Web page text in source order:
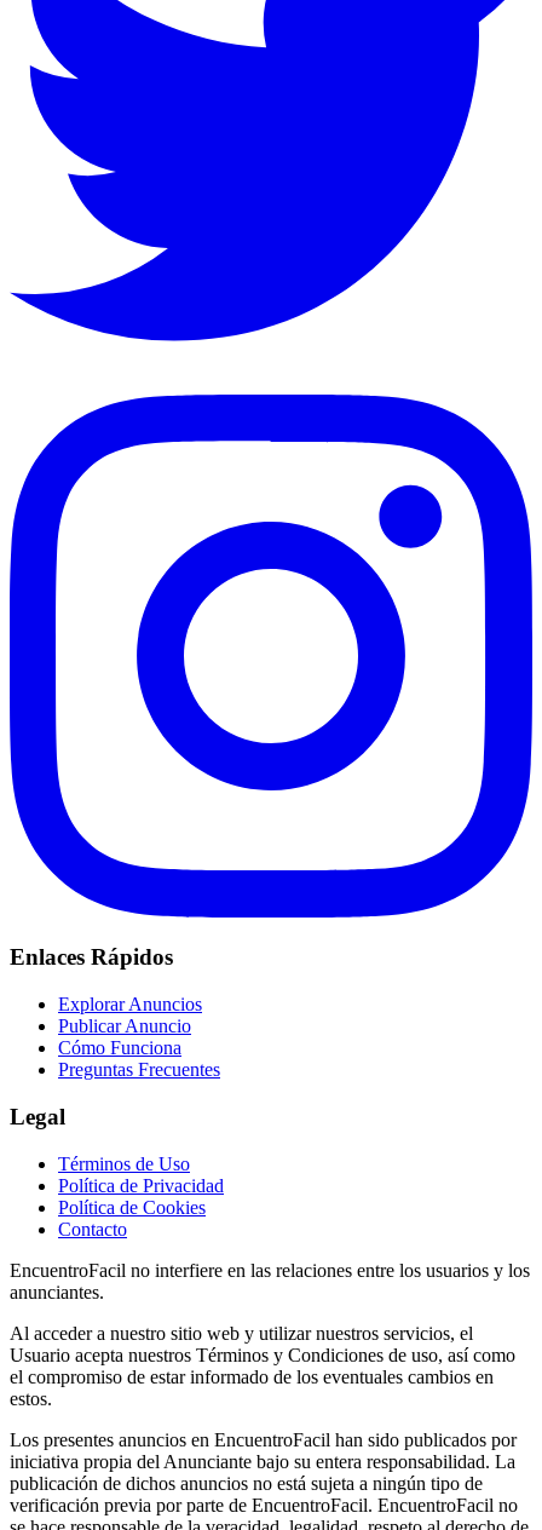
Enlaces Rápidos
Explorar Anuncios
Publicar Anuncio
Cómo Funciona
Preguntas Frecuentes
Legal
Términos de Uso
Política de Privacidad
Política de Cookies
Contacto
EncuentroFacil no interfiere en las relaciones entre los usuarios y los
anunciantes.
Al acceder a nuestro sitio web y utilizar nuestros servicios, el
Usuario acepta nuestros Términos y Condiciones de uso, así como
el compromiso de estar informado de los eventuales cambios en
estos.
Los presentes anuncios en EncuentroFacil han sido publicados por
iniciativa propia del Anunciante bajo su entera responsabilidad. La
publicación de dichos anuncios no está sujeta a ningún tipo de
verificación previa por parte de EncuentroFacil. EncuentroFacil no